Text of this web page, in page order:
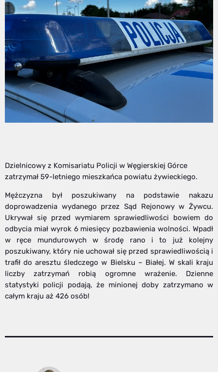
Dzielnicowy z Komisariatu Policji w Węgierskiej Górce
zatrzymał 59-letniego mieszkańca powiatu żywieckiego.
Mężczyzna był poszukiwany na podstawie nakazu
doprowadzenia wydanego przez Sąd Rejonowy w Żywcu.
Ukrywał się przed wymiarem sprawiedliwości bowiem do
odbycia miał wyrok 6 miesięcy pozbawienia wolności. Wpadł
w ręce mundurowych w środę rano i to już kolejny
poszukiwany, który nie uchował się przed sprawiedliwością i
trafił do aresztu śledczego w Bielsku – Białej. W skali kraju
liczby zatrzymań robią ogromne wrażenie. Dzienne
statystyki policji podają, że minionej doby zatrzymano w
całym kraju aż 426 osób!